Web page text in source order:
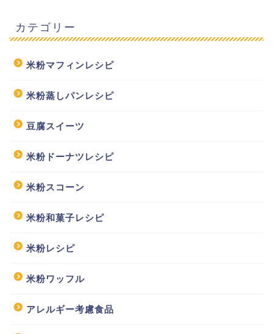
カテゴリー
米粉マフィンレシピ
米粉蒸しパンレシピ
豆腐スイーツ
米粉ドーナツレシピ
米粉スコーン
米粉和菓子レシピ
米粉レシピ
米粉ワッフル
アレルギー考慮食品